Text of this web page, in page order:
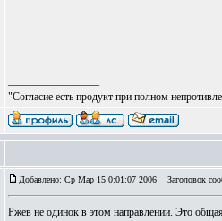
"Согласие есть продукт при полном
Добавлено: Ср Мар 15 0:01:07 2006 Заголовок
Ржев не одинок в этом направлении. Это